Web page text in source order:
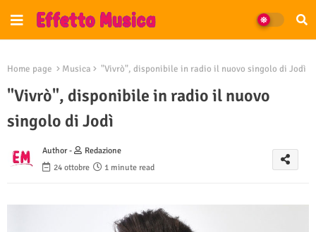
Home page Musica "Vivrò", disponibile in radio il nuovo singolo di Jodì
"Vivrò", disponibile in radio il nuovo
singolo di Jodì
Author -
Redazione
24 ottobre
1 minute read